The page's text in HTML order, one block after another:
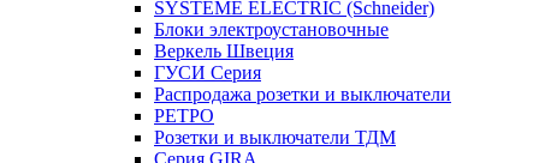
SYSTEME ELECTRIC (Schneider)
Блоки электроустановочные
Веркель Швеция
ГУСИ Серия
Распродажа розетки и выключатели
РЕТРО
Розетки и выключатели ТДМ